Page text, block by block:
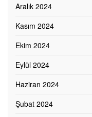
Aralık 2024
Kasım 2024
Ekim 2024
Eylül 2024
Haziran 2024
Şubat 2024